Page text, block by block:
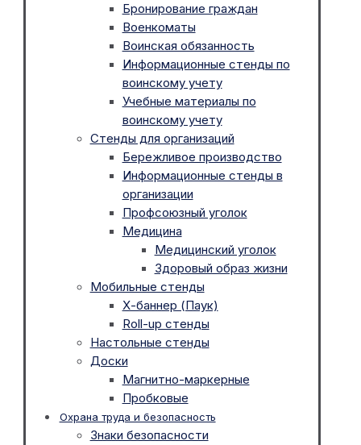
Бронирование граждан
Военкоматы
Воинская обязанность
Информационные стенды по
воинскому учету
Учебные материалы по
воинскому учету
Стенды для организаций
Бережливое производство
Информационные стенды в
организации
Профсоюзный уголок
Медицина
Медицинский уголок
Здоровый образ жизни
Мобильные стенды
Х-баннер (Паук)
Roll-up стенды
Настольные стенды
Доски
Магнитно-маркерные
Пробковые
Охрана труда и безопасность
Знаки безопасности